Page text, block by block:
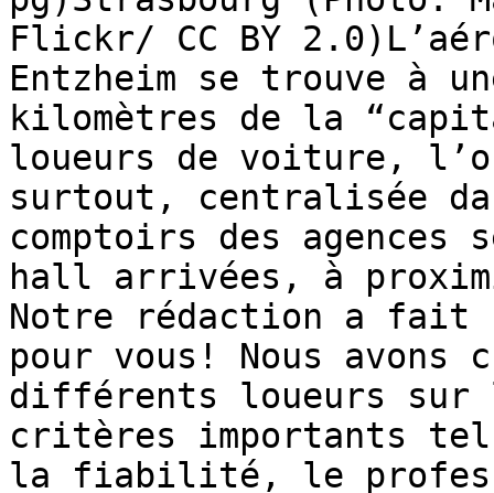
Flickr/ CC BY
Entzheim se trouve à
kilomètres de la
loueurs de voiture,
surtout, centralisée
comptoirs des agences
hall arrivées, à
Notre rédaction a
pour vous! Nous
différents loueurs sur
critères importants
la fiabilité, le